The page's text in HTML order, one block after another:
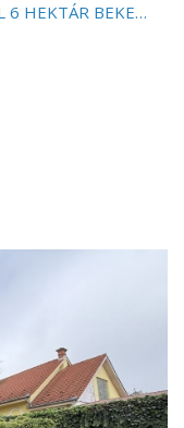
ÚJABB ÉPÍTÉSŰ CSALÁDI HÁZ KÖZEL 6 HEKTÁR BEKERÍTETT TERÜLETTEL